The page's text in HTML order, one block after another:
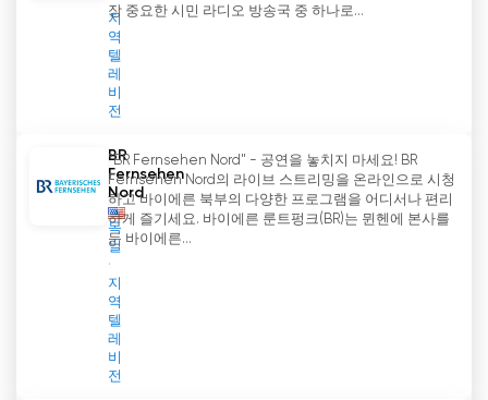
아니라 시청자의 삶을 개선하기 위해 노력합니다. 조
직과 함께 TV 존재감을 자주 활용
Ganj e Hozour TV 실시간 무료보기
지
역
텔
레
비
전
장 중요한 시민 라디오 방송국 중 하나로...
BR
Fernsehen
Nord
독
일
지
역
텔
레
비
전
"BR Fernsehen Nord" - 공연을 놓치지 마세요! BR
Fernsehen Nord의 라이브 스트리밍을 온라인으로 시청
하고 바이에른 북부의 다양한 프로그램을 어디서나 편리
하게 즐기세요. 바이에른 룬트펑크(BR)는 뮌헨에 본사를
둔 바이에른...